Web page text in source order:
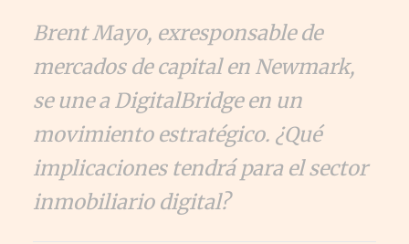
Brent Mayo, exresponsable de
mercados de capital en Newmark,
se une a DigitalBridge en un
movimiento estratégico. ¿Qué
implicaciones tendrá para el sector
inmobiliario digital?